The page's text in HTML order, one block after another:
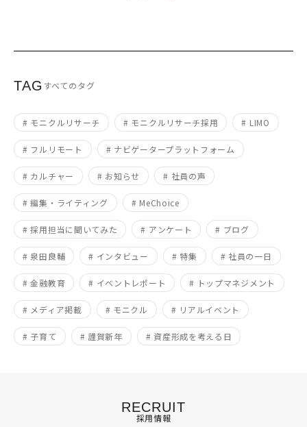
TAG すべてのタグ
# モニクルリサーチ # モニクルリサーチ採用 # LIMO
# フルリモート # ナビゲータープラットフォーム
# カルチャー # お知らせ # 社員の声
# 編集・ライティング # MeChoice
# 採用担当に聞いてみた # アンケート # ブログ
# 泉田良輔 # インタビュー # 特集 # 社員の一日
# 金融教育 # イベントレポート # トップマネジメント
# メディア掲載 # モニクル # リアルイベント
# 子育て # 謹賀新年 # 資産形成を考える日
RECRUIT
採用情報